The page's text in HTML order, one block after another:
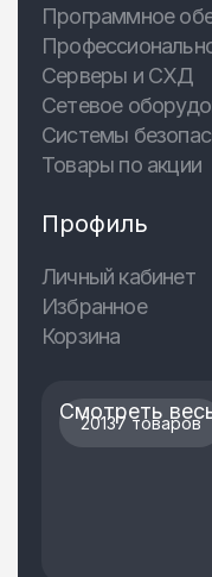
Программное
Серверы и СХД
Сетевое
Системы
Товары по акции
Профиль
Личный кабинет
Избранное
Корзина
20137 товаров
Смотреть